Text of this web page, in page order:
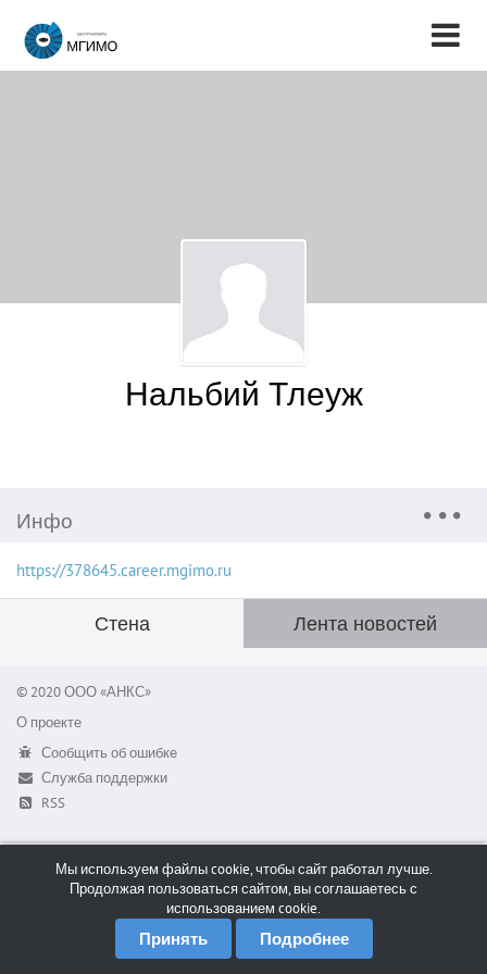
Нальбий Тлеуж
Инфо
https://378645.career.mgimo.ru
Стена Лента новостей
© 2020 ООО «АНКС»
О проекте
Сообщить об ошибке
Служба поддержки
RSS
Мы используем файлы cookie, чтобы сайт работал лучше.
Продолжая пользоваться сайтом, вы соглашаетесь с
использованием cookie.
Принять Подробнее